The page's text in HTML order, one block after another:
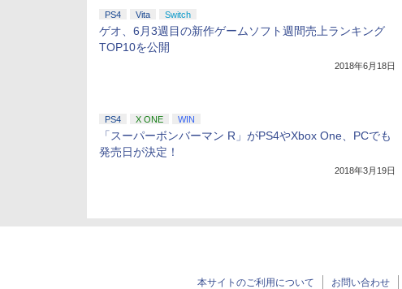
PS4 Vita Switch
ゲオ、6月3週目の新作ゲームソフト週間売上ランキング
TOP10を公開
2018年6月18日
PS4 X ONE WIN
「スーパーボンバーマン R」がPS4やXbox One、PCでも
発売日が決定！
2018年3月19日
本サイトのご利用について お問い合わせ